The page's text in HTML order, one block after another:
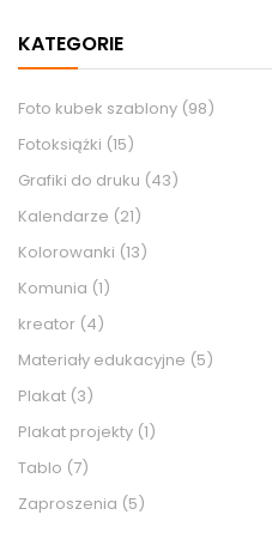
KATEGORIE
Foto kubek szablony (98)
Fotoksiążki (15)
Grafiki do druku (43)
Kalendarze (21)
Kolorowanki (13)
Komunia (1)
kreator (4)
Materiały edukacyjne (5)
Plakat (3)
Plakat projekty (1)
Tablo (7)
Zaproszenia (5)